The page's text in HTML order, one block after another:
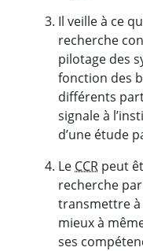
Il veille à ce
recherche
pilotage des
fonction des
différents
signale à
d’une étude
Le CCR peut
recherche
transmettre
mieux à
ses